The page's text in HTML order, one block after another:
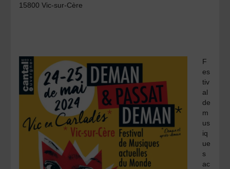
15800 Vic-sur-Cère
F
es
tiv
al
de
m
us
iq
ue
s
ac